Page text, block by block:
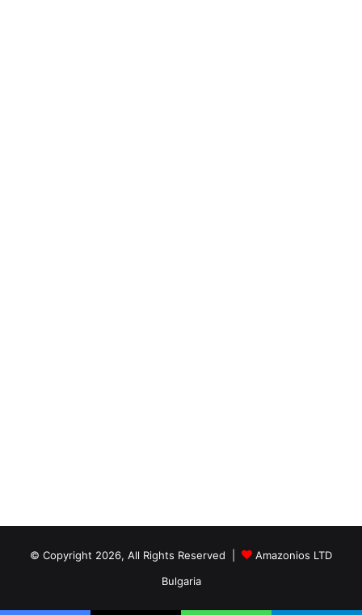
© Copyright 2026, All Rights Reserved |
Amazonios LTD
Bulgaria